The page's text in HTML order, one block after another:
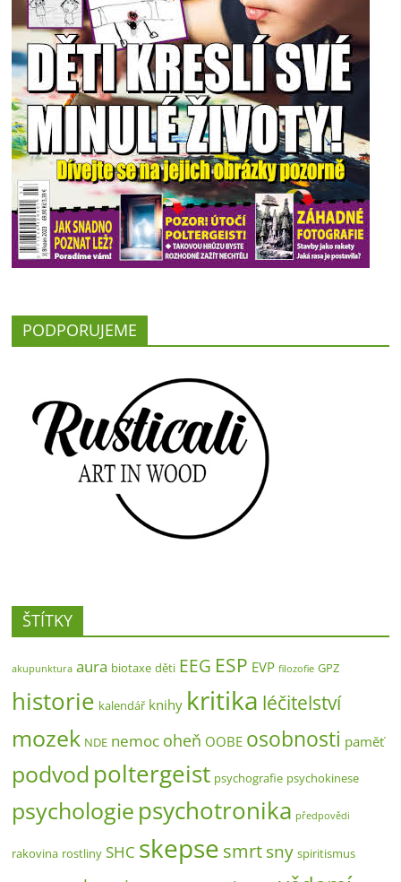
PODPORUJEME
ŠTÍTKY
akupunktura aura biotaxe děti EEG ESP EVP filozofie GPZ
historie kalendář knihy kritika léčitelství
mozek NDE nemoc oheň OOBE osobnosti paměť
podvod poltergeist psychografie psychokinese
psychologie psychotronika předpovědi
rakovina rostliny SHC skepse smrtsny spiritismus